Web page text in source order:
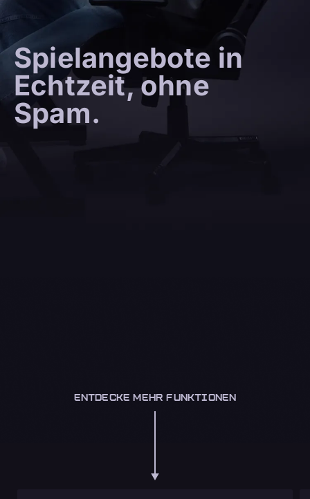
Spielangebote in
Echtzeit, ohne
Spam.
ENTDECKE MEHR FUNKTIONEN